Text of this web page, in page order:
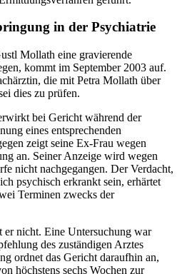
in der Psychiatrie
Mollath eine gravierende
kommt im September 2003 auf.
die mit Petra Mollath über
dies zu prüfen.
bei Gericht während der
eines entsprechenden
zeigt seine Ex-Frau wegen
an. Seiner Anzeige wird wegen
nicht nachgegangen. Der Verdacht,
psychisch erkrankt sein, erhärtet
Terminen zwecks der
er nicht. Eine Untersuchung war
des zuständigen Arztes
ordnet das Gericht daraufhin an,
höchstens sechs Wochen zur